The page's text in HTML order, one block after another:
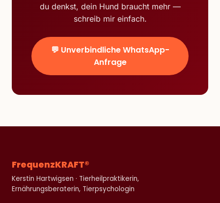
du denkst, dein Hund braucht mehr —
schreib mir einfach.
💬 Unverbindliche WhatsApp-
Anfrage
FrequenzKRAFT®
Kerstin Hartwigsen · Tierheilpraktikerin,
Ernährungsberaterin, Tierpsychologin